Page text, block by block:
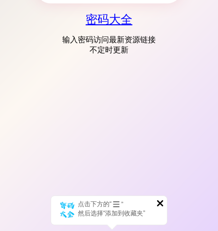
密码大全
输入密码访问最新资源链接
不定时更新
点击下方的“
”
然后选择“添加到收藏夹”